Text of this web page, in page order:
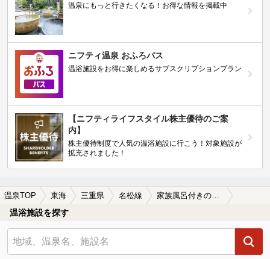
温泉にもっと行きたくなる！お得な情報を掲載中
ニフティ温泉 おふろパス
温浴施設をお得に楽しめるサブスクリプションプラン
【ニフティライフスタイル株主優待のご案
内】
株主優待制度で人気の温浴施設に行こう！対象施設が
拡充されました！
温泉TOP 東海 三重県 名松線
温浴施設を探す